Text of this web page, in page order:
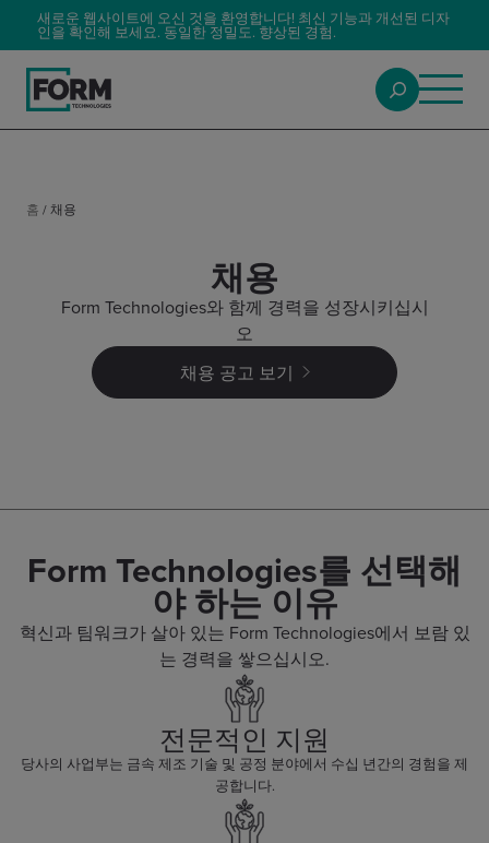
새로운 웹사이트에 오신 것을 환영합니다! 최신 기능과 개선된 디자
인을 확인해 보세요. 동일한 정밀도. 향상된 경험.
홈 /채용
채용
Form Technologies와 함께 경력을 성장시키십시
오
채용 공고 보기
Form Technologies를 선택해
야 하는 이유
혁신과 팀워크가 살아 있는 Form Technologies에서 보람 있
는 경력을 쌓으십시오.
전문적인 지원
당사의 사업부는 금속 제조 기술 및 공정 분야에서 수십 년간의 경험을 제
공합니다.